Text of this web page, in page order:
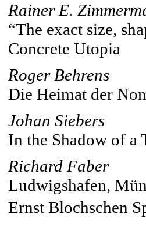
Rainer E.
“The exact size,
Concrete Utopia
Roger Behrens
Die Heimat der
Johan Siebers
In the Shadow of a
Richard Faber
Ludwigshafen,
Ernst Blochschen